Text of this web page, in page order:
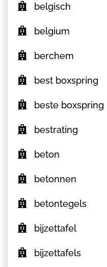
belgisch
belgium
berchem
best boxspring
beste boxspring
bestrating
beton
betonnen
betontegels
bijzettafel
bijzettafels